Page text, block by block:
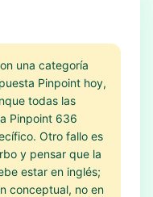
una categoría
Pinpoint hoy,
todas las
Pinpoint 636
Otro fallo es
y pensar que la
estar en inglés;
conceptual, no en